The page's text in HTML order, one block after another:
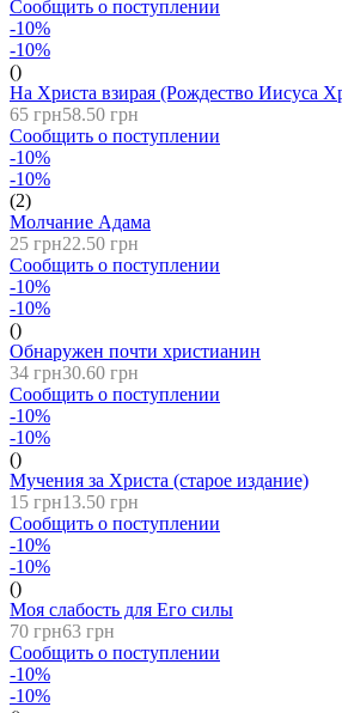
Сообщить о поступлении
-10%
-10%
()
На Христа взирая (Рождество Иисуса
65 грн58.50 грн
Сообщить о поступлении
-10%
-10%
(2)
Молчание Адама
25 грн22.50 грн
Сообщить о поступлении
-10%
-10%
()
Обнаружен почти христианин
34 грн30.60 грн
Сообщить о поступлении
-10%
-10%
()
Мучения за Христа (старое издание)
15 грн13.50 грн
Сообщить о поступлении
-10%
-10%
()
Моя слабость для Его силы
70 грн63 грн
Сообщить о поступлении
-10%
-10%